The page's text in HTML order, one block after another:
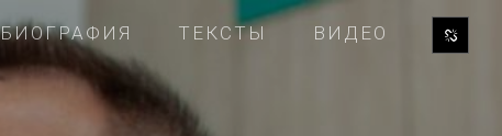
БИОГРАФИЯ ТЕКСТЫ ВИДЕО